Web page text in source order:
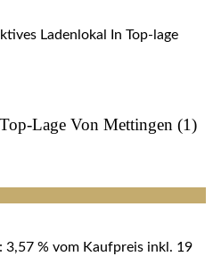
Ladenlokal In Top-lage
Lage Von Mettingen (1)
3,57 % vom Kaufpreis inkl. 19